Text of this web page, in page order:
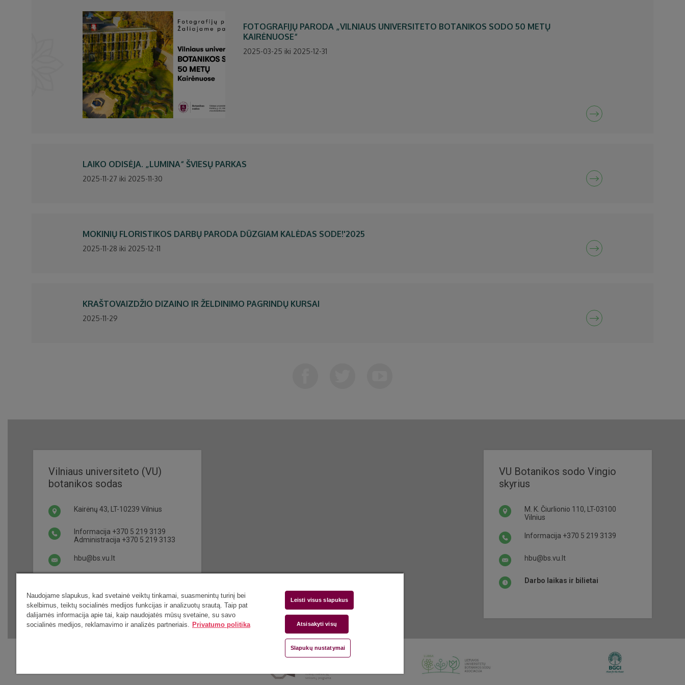
FOTOGRAFIJŲ PARODA „VILNIAUS UNIVERSITETO BOTANIKOS SODO 50 METŲ
KAIRĖNUOSE“
2025-03-25 iki 2025-12-31
LAIKO ODISĖJA. „LUMINA“ ŠVIESŲ PARKAS
2025-11-27 iki 2025-11-30
MOKINIŲ FLORISTIKOS DARBŲ PARODA DŪZGIAM KALĖDAS SODE!'2025
2025-11-28 iki 2025-12-11
KRAŠTOVAIZDŽIO DIZAINO IR ŽELDINIMO PAGRINDŲ KURSAI
2025-11-29
Vilniaus universiteto (VU)
botanikos sodas
Kairėnų 43, LT-10239 Vilnius
Informacija +370 5 219 3139
Administracija +370 5 219 3133
hbu@bs.vu.lt
VU Botanikos sodo Vingio
skyrius
M. K. Čiurlionio 110, LT-03100
Vilnius
Informacija +370 5 219 3139
hbu@bs.vu.lt
Darbo laikas ir bilietai
Naudojame slapukus, kad svetainė veiktų tinkamai, suasmenintų turinį bei
skelbimus, teiktų socialinės medijos funkcijas ir analizuotų srautą. Taip pat
dalijamės informacija apie tai, kaip naudojatės mūsų svetaine, su savo
socialinės medijos, reklamavimo ir analizės partneriais. Privatumo politika
Leisti visus slapukus
Atsisakyti visų
Slapukų nustatymai